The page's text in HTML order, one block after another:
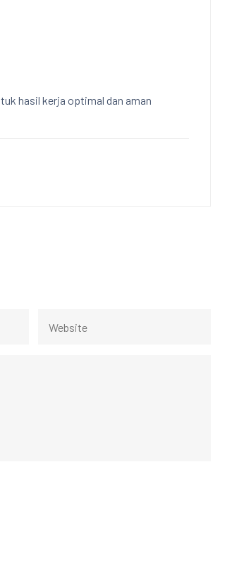
hasil kerja optimal dan aman